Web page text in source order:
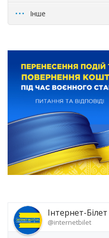
Інше
Інтернет-Білет
@internetbilet